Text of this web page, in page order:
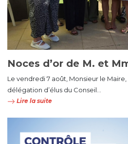
Noces d’or de M. et
Le vendredi 7 août, Monsieur le
délégation d’élus du Conseil...
Lire la suite